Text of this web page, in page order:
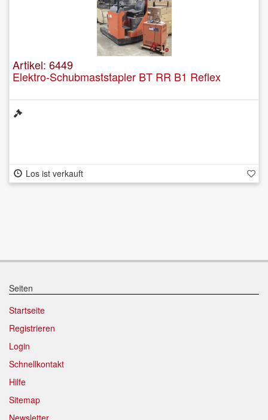
Artikel: 6449
Elektro-Schubmaststapler BT RR B1 Reflex
Los ist verkauft
Seiten
Startseite
Registrieren
Login
Schnellkontakt
Hilfe
Sitemap
Newsletter